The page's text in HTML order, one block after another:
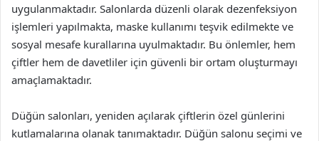
uygulanmaktadır. Salonlarda düzenli olarak dezenfeksiyon
işlemleri yapılmakta, maske kullanımı teşvik edilmekte ve
sosyal mesafe kurallarına uyulmaktadır. Bu önlemler, hem
çiftler hem de davetliler için güvenli bir ortam oluşturmayı
amaçlamaktadır.
Düğün salonları, yeniden açılarak çiftlerin özel günlerini
kutlamalarına olanak tanımaktadır. Düğün salonu seçimi ve